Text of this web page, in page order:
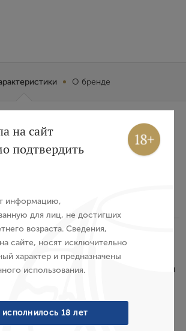
О бренде
характеристики:
фиолетово-красным
ароматом с пряными и мятными
интенсивном вкусе ощущаются
ванили и шоколада. Долгое
танинами.
S.A.LTDA
на сайт
подтвердить
информацию,
для лиц, не достигших
возраста. Сведения,
сайте, носят исключительно
характер и предназначены
использования.
18 лет
Регистрация
Войти